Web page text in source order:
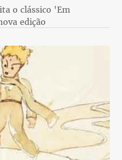
o clássico 'Em
edição